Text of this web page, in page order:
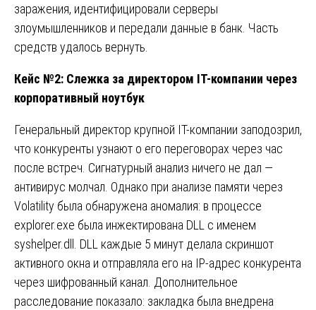
заражения, идентифицировали серверы
злоумышленников и передали данные в банк. Часть
средств удалось вернуть.
Кейс №2: Слежка за директором IT-компании через
корпоративный ноутбук
Генеральный директор крупной IT-компании заподозрил,
что конкуренты узнают о его переговорах через час
после встреч. Сигнатурный анализ ничего не дал —
антивирус молчал. Однако при анализе памяти через
Volatility была обнаружена аномалия: в процессе
explorer.exe была инжектирована DLL с именем
syshelper.dll. DLL каждые 5 минут делала скриншот
активного окна и отправляла его на IP-адрес конкурента
через шифрованный канал. Дополнительное
расследование показало: закладка была внедрена